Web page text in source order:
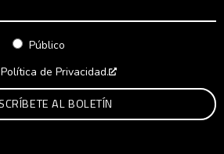
Público
Política de Privacidad.